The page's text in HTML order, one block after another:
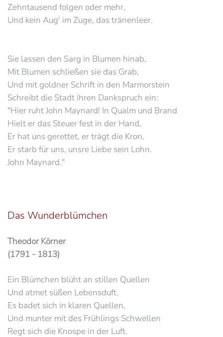
Zehntausend folgen oder mehr,
Und kein Aug' im Zuge, das tränenleer.
Sie lassen den Sarg in Blumen hinab,
Mit Blumen schließen sie das Grab,
Und mit goldner Schrift in den Marmorstein
Schreibt die Stadt ihren Dankspruch ein:
"Hier ruht John Maynard! In Qualm und Brand
Hielt er das Steuer fest in der Hand,
Er hat uns gerettet, er trägt die Kron,
Er starb für uns, unsre Liebe sein Lohn.
John Maynard."
Das Wunderblümchen
Theodor Körner
(1791 - 1813)
Ein Blümchen blüht an stillen Quellen
Und atmet süßen Lebensduft.
Es badet sich in klaren Quellen,
Und munter mit des Frühlings Schwellen
Regt sich die Knospe in der Luft.